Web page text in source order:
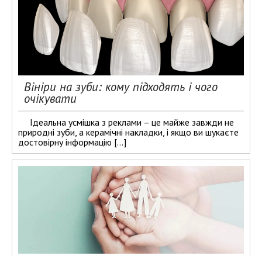
Вініри на зуби: кому підходять і чого
очікувати
Ідеальна усмішка з реклами – це майже завжди не
природні зуби, а керамічні накладки, і якщо ви шукаєте
достовірну інформацію […]